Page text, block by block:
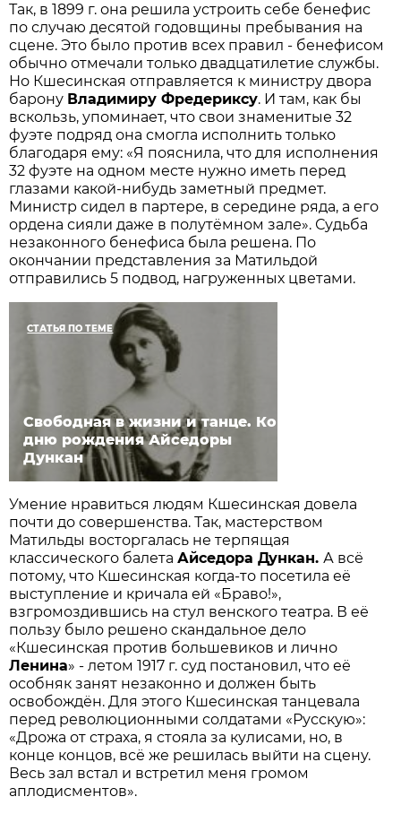
Так, в 1899 г. она решила уст­роить себе бенефис
по случаю десятой годовщины пребывания на
сцене. Это было против всех правил - бенефисом
обычно отмечали только двадцатилетие службы.
Но Кшесинская отправляется к министру двора
барону Владимиру Фредериксу. И там, как бы
вскользь, упоминает, что свои знаменитые 32
фуэте подряд она смогла исполнить только
благодаря ему: «Я пояснила, что для исполнения
32 фуэте на одном месте нужно иметь перед
глазами какой-нибудь заметный предмет.
Министр сидел в партере, в середине ряда, а его
ордена сияли даже в полутёмном зале». Судьба
незаконного бенефиса была решена. По
окончании представления за Матильдой
отправились 5 подвод, нагруженных цветами.
СТАТЬЯ ПО ТЕМЕ
Свободная в жизни и танце. Ко
дню рождения Айседоры
Дункан
Умение нравиться людям Кшесинская довела
почти до совершенства. Так, мастерством
Матильды восторгалась не терпящая
классического балетаАйседора Дункан.А всё
потому, что Кшесинская когда-то посетила её
выступление и кричала ей «Браво!»,
взгромоздившись на стул венского театра. В её
пользу было решено скандальное дело
«Кшесинская против большевиков и лично
Ленина» - летом 1917 г. суд постановил, что её
особняк занят незаконно и должен быть
освобождён. Для этого Кшесинская танцевала
перед революционными солдатами «Русскую»:
«Дрожа от страха, я стояла за кулисами, но, в
конце концов, всё же решилась выйти на сцену.
Весь зал встал и встретил меня громом
аплодисментов».